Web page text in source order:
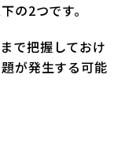
の2つです。
で把握しておけ
が発生する可能